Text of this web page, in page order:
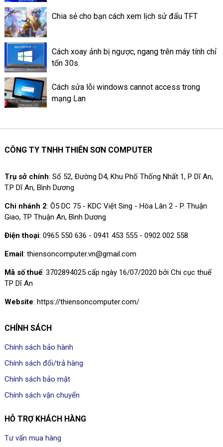
Chia sẻ cho bạn cách xem lịch sử đấu TFT
Cách xoay ảnh bị ngược, ngang trên máy tính chỉ
tốn 30s.
Cách sửa lỗi windows cannot access trong
mạng Lan
CÔNG TY TNHH THIÊN SƠN COMPUTER
Trụ sở chính: Số 52, Đường D4, Khu Phố Thống Nhất 1, P Dĩ An,
T.P Dĩ An, Bình Dương
Chi nhánh 2: Ô5 DC 75 - KDC Việt Sing - Hòa Lân 2 - P. Thuận
Giao, TP Thuận An, Bình Dương
Điện thoại: 0965 550 636 - 0941 453 555 - 0902 002 558
Email: thiensoncomputer.vn@gmail.com
Mã số thuế: 3702894025 cấp ngày 16/07/2020 bởi Chi cục thuế
TP Dĩ An
Website: https://thiensoncomputer.com/
CHÍNH SÁCH
Chính sách bảo hành
Chính sách đổi/trả hàng
Chính sách bảo mật
Chính sách vận chuyển
HỖ TRỢ KHÁCH HÀNG
Tư vấn mua hàng